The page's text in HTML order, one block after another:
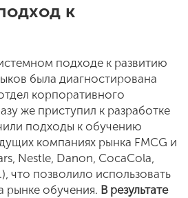
к
подходе к развитию
была диагностирована
корпоративного
же приступил к разработке
подходы к обучению
компаниях рынка FMCG и
Nestle, Danon, Coca­Cola,
что позволило использовать
обучения. В результате